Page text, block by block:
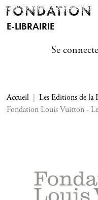
E-LIBRAIRIE
Se
Accueil Les Editions de la
Fondation Louis Vuitton -